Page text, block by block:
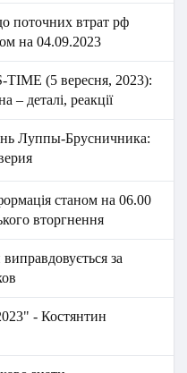
поточних втрат рф
на 04.09.2023
TIME (5 вересня, 2023):
– деталі, реакції
Луппы-Брусничника:
станом на 06.00
вторгнення
за
- Костянтин